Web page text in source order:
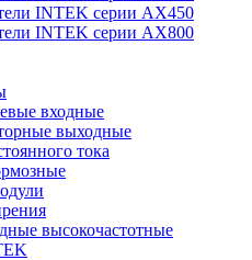
INTEK серии AX450
INTEK серии AX800
входные
выходные
тока
высокочастотные